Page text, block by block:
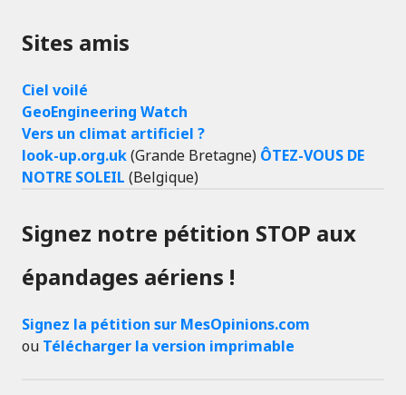
Sites amis
Ciel voilé
GeoEngineering Watch
Vers un climat artificiel ?
look-up.org.uk(Grande Bretagne) ÔTEZ-VOUS DE
NOTRE SOLEIL (Belgique)
Signez notre pétition STOP aux
épandages aériens !
Signez la pétition sur MesOpinions.com
ou Télécharger la version imprimable